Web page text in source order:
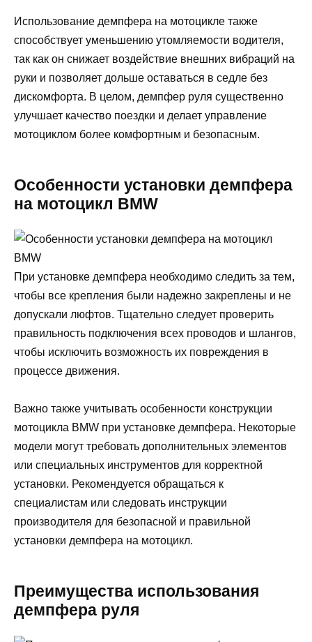
Использование демпфера на мотоцикле также
способствует уменьшению утомляемости водителя,
так как он снижает воздействие внешних вибраций на
руки и позволяет дольше оставаться в седле без
дискомфорта. В целом, демпфер руля существенно
улучшает качество поездки и делает управление
мотоциклом более комфортным и безопасным.
Особенности установки демпфера
на мотоцикл BMW
При установке демпфера необходимо следить за тем,
чтобы все крепления были надежно закреплены и не
допускали люфтов. Тщательно следует проверить
правильность подключения всех проводов и шлангов,
чтобы исключить возможность их повреждения в
процессе движения.
Важно также учитывать особенности конструкции
мотоцикла BMW при установке демпфера. Некоторые
модели могут требовать дополнительных элементов
или специальных инструментов для корректной
установки. Рекомендуется обращаться к
специалистам или следовать инструкции
производителя для безопасной и правильной
установки демпфера на мотоцикл.
Преимущества использования
демпфера руля